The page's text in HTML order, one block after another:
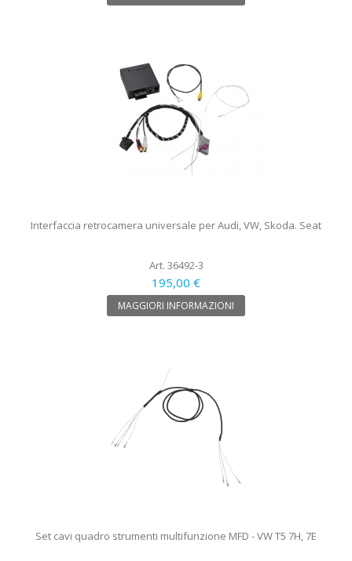
Interfaccia retrocamera universale per Audi, VW, Skoda. Seat
Art. 36492-3
195,00 €
MAGGIORI INFORMAZIONI
Set cavi quadro strumenti multifunzione MFD - VW T5 7H, 7E